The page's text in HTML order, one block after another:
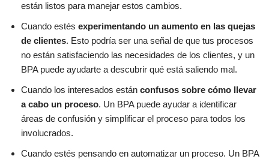
están listos para manejar estos cambios.
Cuando estés experimentando un aumento en las quejas
de clientes. Esto podría ser una señal de que tus procesos
no están satisfaciendo las necesidades de los clientes, y un
BPA puede ayudarte a descubrir qué está saliendo mal.
Cuando los interesados están confusos sobre cómo llevar
a cabo un proceso. Un BPA puede ayudar a identificar
áreas de confusión y simplificar el proceso para todos los
involucrados.
Cuando estés pensando en automatizar un proceso. Un BPA